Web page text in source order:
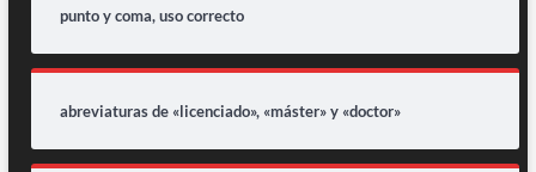
punto y coma, uso correcto
abreviaturas de «licenciado», «máster» y «doctor»